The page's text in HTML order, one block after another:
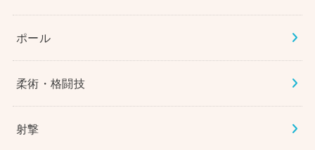
ポール
柔術・格闘技
射撃